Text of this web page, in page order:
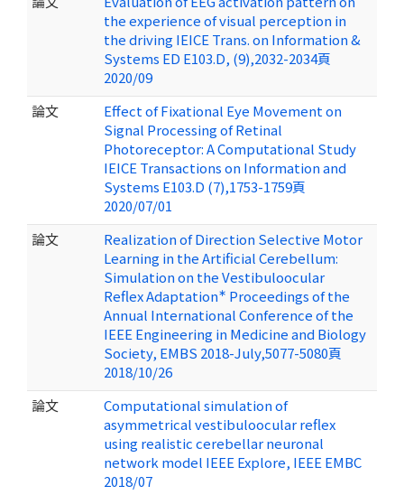
the experience of visual perception in
the driving IEICE Trans. on Information &
Systems ED E103.D, (9),2032-2034頁
2020/09
論文
Effect of Fixational Eye Movement on
Signal Processing of Retinal
Photoreceptor: A Computational Study
IEICE Transactions on Information and
Systems E103.D (7),1753-1759頁
2020/07/01
論文
Realization of Direction Selective Motor
Learning in the Artificial Cerebellum:
Simulation on the Vestibuloocular
Reflex Adaptation∗ Proceedings of the
Annual International Conference of the
IEEE Engineering in Medicine and Biology
Society, EMBS 2018-July,5077-5080頁
2018/10/26
論文
Computational simulation of
asymmetrical vestibuloocular reflex
using realistic cerebellar neuronal
network model IEEE Explore, IEEE EMBC
2018/07